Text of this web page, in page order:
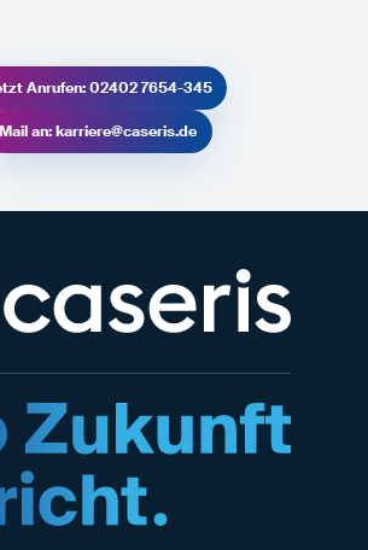
Anrufen: 02402 7654-345
Mail an: karriere@caseris.de